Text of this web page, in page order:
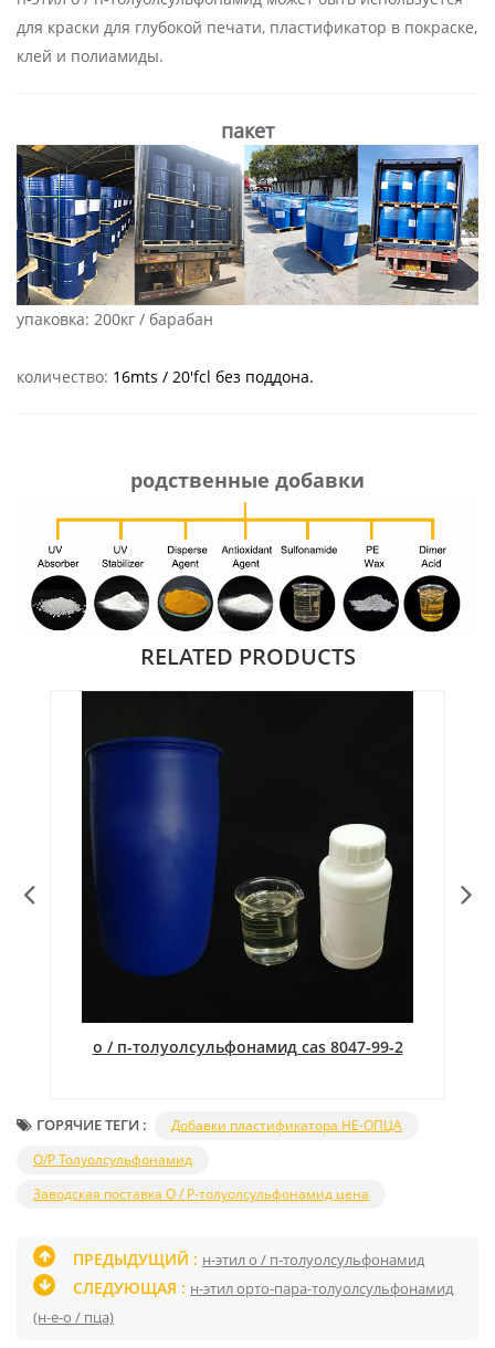
для краски для глубокой печати, пластификатор в покраске,
клей и полиамиды.
пакет
упаковка: 200кг / барабан
количество: 16mts / 20'fcl без поддона.
родственные добавки
RELATED PRODUCTS
о / п-толуолсульфонамид cas 8047-99-2
ГОРЯЧИЕ ТЕГИ :
Добавки пластификатора НЕ-ОПЦА
O/P Толуолсульфонамид
Заводская поставка O / P-толуолсульфонамид цена
ПРЕДЫДУЩИЙ : н-этил о / п-толуолсульфонамид
СЛЕДУЮЩАЯ : н-этил орто-пара-толуолсульфонамид
(н-е-о / пца)